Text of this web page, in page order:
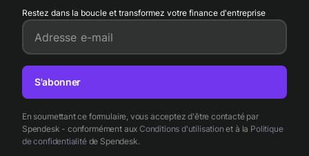
Restez dans la boucle et transformez votre finance d'entreprise
Adresse e-mail
En soumettant ce formulaire, vous acceptez d'être contacté par
Spendesk - conformément aux Conditions d'utilisation et à la Politique
de confidentialitéde Spendesk.
S'abonner